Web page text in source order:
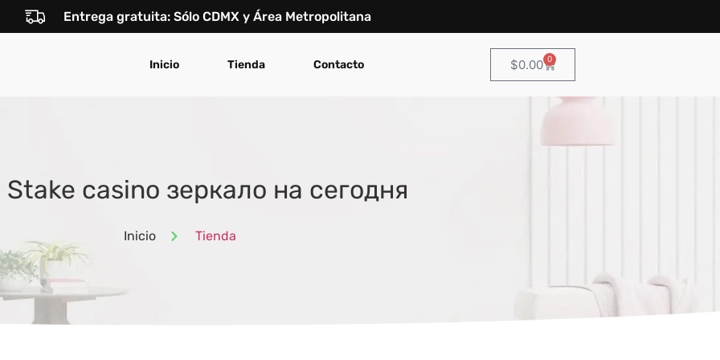
Entrega gratuita: Sólo CDMX y Área Metropolitana
Inicio Tienda Contacto $0.00 0
Stake casino зеркало на сегодня
Inicio Tienda